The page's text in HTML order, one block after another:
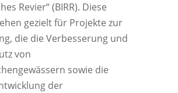
Revier“ (BIRR). Diese
gezielt für Projekte zur
die die Verbesserung und
von
sowie die
der